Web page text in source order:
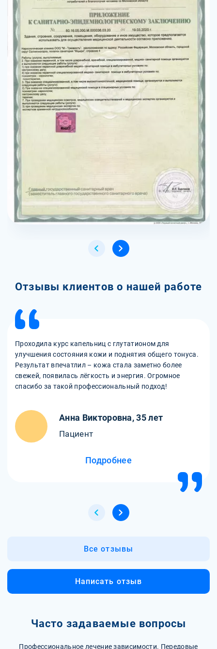
Отзывы клиентов о нашей работе
Проходила курс капельниц с глутатионом для
улучшения состояния кожи и поднятия общего тонуса.
Результат впечатлил – кожа стала заметно более
свежей, появилась лёгкость и энергия. Огромное
спасибо за такой профессиональный подход!
Анна Викторовна, 35 лет
Пациент
Подробнее
Все отзывы
Написать отзыв
Часто задаваемые вопросы
Профессиональное лечение зависимости. Передовые